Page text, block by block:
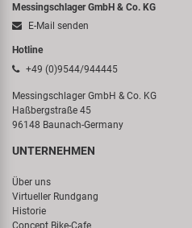
Messingschlager GmbH & Co. KG
E-Mail senden
Hotline
+49 (0)9544/944445
Messingschlager GmbH & Co. KG
Haßbergstraße 45
96148 Baunach-Germany
UNTERNEHMEN
Über uns
Virtueller Rundgang
Historie